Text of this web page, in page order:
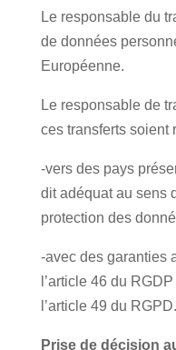
Le responsable du
de données
Européenne.
Le responsable de
ces transferts soient
-vers des pays
dit adéquat au sens
protection des
-avec des garanties
l’article 46 du
l’article 49 du RGPD.
Prise de décision